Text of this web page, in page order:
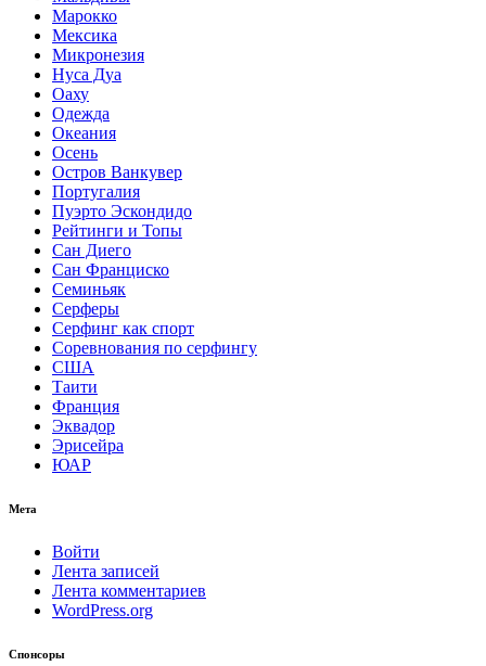
Марокко
Мексика
Микронезия
Нуса Дуа
Оаху
Одежда
Океания
Осень
Остров Ванкувер
Португалия
Пуэрто Эскондидо
Рейтинги и Топы
Сан Диего
Сан Франциско
Семиньяк
Серферы
Серфинг как спорт
Соревнования по серфингу
США
Таити
Франция
Эквадор
Эрисейра
ЮАР
Мета
Войти
Лента записей
Лента комментариев
WordPress.org
Спонсоры